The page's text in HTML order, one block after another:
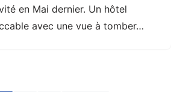
en Mai dernier. Un hôtel
avec une vue à tomber…